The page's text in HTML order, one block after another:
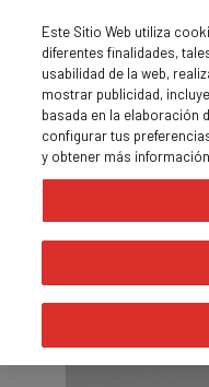
MENU
Este Sitio Web utiliza
diferentes finalidades,
usabilidad de la web,
mostrar publicidad,
basada en la elaboración
configurar tus
y obtener más